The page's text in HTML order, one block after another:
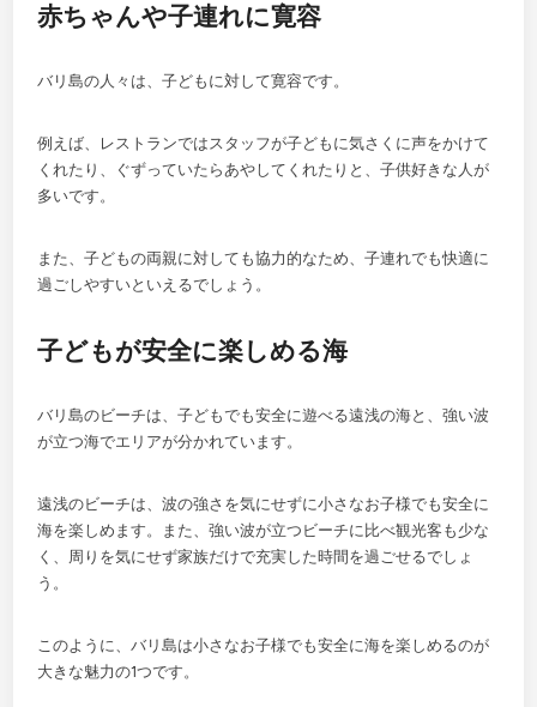
赤ちゃんや子連れに寛容
バリ島の人々は、子どもに対して寛容です。
例えば、レストランではスタッフが子どもに気さくに声をかけて
くれたり、ぐずっていたらあやしてくれたりと、子供好きな人が
多いです。
また、子どもの両親に対しても協力的なため、子連れでも快適に
過ごしやすいといえるでしょう。
子どもが安全に楽しめる海
バリ島のビーチは、子どもでも安全に遊べる遠浅の海と、強い波
が立つ海でエリアが分かれています。
遠浅のビーチは、波の強さを気にせずに小さなお子様でも安全に
海を楽しめます。また、強い波が立つビーチに比べ観光客も少な
く、周りを気にせず家族だけで充実した時間を過ごせるでしょ
う。
このように、バリ島は小さなお子様でも安全に海を楽しめるのが
大きな魅力の1つです。